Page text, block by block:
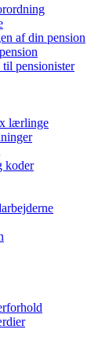
af din pension
pensionister
lærlinge
koder